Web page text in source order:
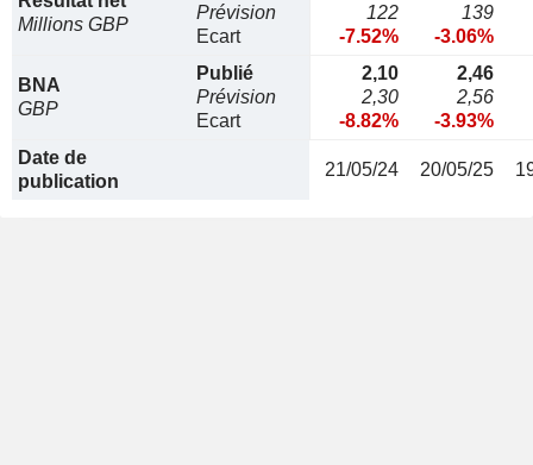
Millions GBP
Prévision
Ecart
122
-7.52%
139
-3.06%
BNA
GBP
Publié
Prévision
Ecart
2,10
2,30
-8.82%
2,46
2,56
-3.93%
Date de
publication
21/05/24 20/05/25